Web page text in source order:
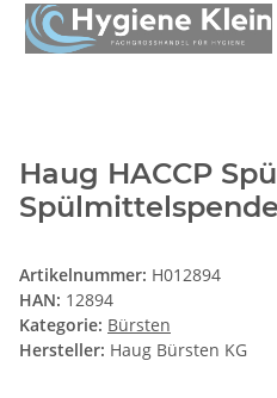
Haug HACCP
Artikelnummer: H012894
HAN: 12894
Kategorie: Bürsten
Hersteller: Haug Bürsten KG